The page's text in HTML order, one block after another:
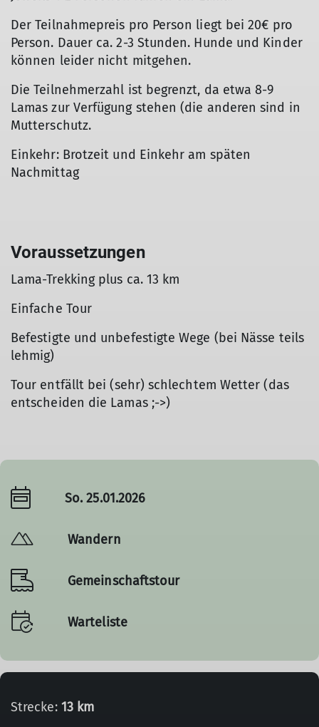
Der Teilnahmepreis pro Person liegt bei 20€ pro
Person. Dauer ca. 2-3 Stunden. Hunde und Kinder
können leider nicht mitgehen.
Die Teilnehmerzahl ist begrenzt, da etwa 8-9
Lamas zur Verfügung stehen (die anderen sind in
Mutterschutz.
Einkehr: Brotzeit und Einkehr am späten
Nachmittag
Voraussetzungen
Lama-Trekking plus ca. 13 km
Einfache Tour
Befestigte und unbefestigte Wege (bei Nässe teils
lehmig)
Tour entfällt bei (sehr) schlechtem Wetter (das
entscheiden die Lamas ;->)
So. 25.01.2026
Wandern
Gemeinschaftstour
Warteliste
Strecke: 13 km